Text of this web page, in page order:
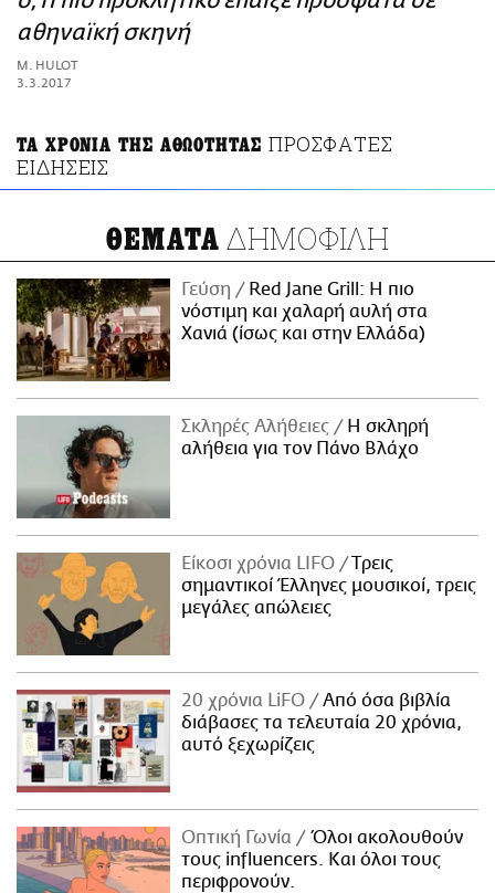
ΑΜΠΑ
PRINT
αθηναϊκή σκηνή
M. HULOT
3.3.2017
ΤΑ ΧΡΟΝΙΑ ΤΗΣ ΑΘΩΟΤΗΤΑΣ ΠΡΟΣΦΑΤΕΣ
ΕΙΔΗΣΕΙΣ
ΘΕΜΑΤΑ ΔΗΜΟΦΙΛΗ
Γεύση
Red Jane Grill: Η πιο
νόστιμη και χαλαρή αυλή στα
Χανιά (ίσως και στην Ελλάδα)
Σκληρές Αλήθειες
H σκληρή
αλήθεια για τον Πάνο Βλάχο
Είκοσι χρόνια LIFO
Tρεις
σημαντικοί Έλληνες μουσικοί, τρεις
μεγάλες απώλειες
20 χρόνια LiFO
Από όσα βιβλία
διάβασες τα τελευταία 20 χρόνια,
αυτό ξεχωρίζεις
Οπτική Γωνία
Όλοι ακολουθούν
τους influencers. Και όλοι τους
περιφρονούν.